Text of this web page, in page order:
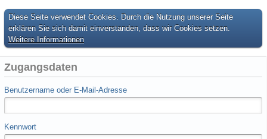
Diese Seite verwendet Cookies. Durch die Nutzung unserer Seite
erklären Sie sich damit einverstanden, dass wir Cookies setzen.
Weitere Informationen
Zugangsdaten
Benutzername oder E-Mail-Adresse
Kennwort